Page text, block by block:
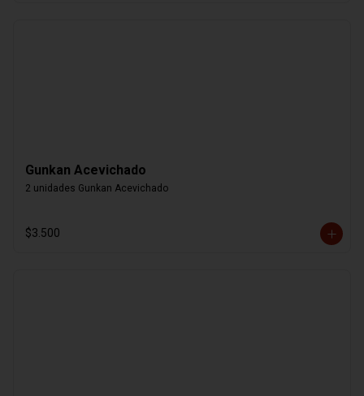
Gunkan Acevichado
2 unidades Gunkan Acevichado
$3.500